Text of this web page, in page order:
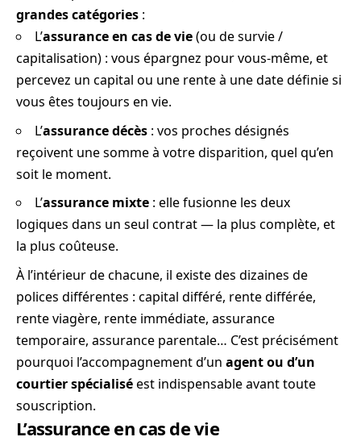
grandes catégories :
L’assurance en cas de vie(ou de survie /
capitalisation) : vous épargnez pour vous-même, et
percevez un capital ou une rente à une date définie si
vous êtes toujours en vie.
L’assurance décès : vos proches désignés
reçoivent une somme à votre disparition, quel qu’en
soit le moment.
L’assurance mixte : elle fusionne les deux
logiques dans un seul contrat — la plus complète, et
la plus coûteuse.
À l’intérieur de chacune, il existe des dizaines de
polices différentes : capital différé, rente différée,
rente viagère, rente immédiate, assurance
temporaire, assurance parentale… C’est précisément
pourquoi l’accompagnement d’un agent ou d’un
courtier spécialiséest indispensable avant toute
souscription.
L’assurance en cas de vie